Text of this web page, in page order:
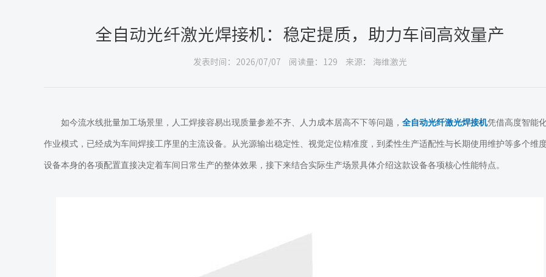
全自动光纤激光焊接机：稳定提质，助力车间高效量产
发表时间：2026/07/07 阅读量：129 来源： 海维激光
如今流水线批量加工场景里，人工焊接容易出现质量参差不齐、人力成本居高不下等问题， 全自动光纤激光焊接机凭借高度智能
作业模式， 已经成为车间焊接工序里的主流设备。从光源输出稳定性、视觉定位精准度，到柔性生产适配性与长期使用维护等多个维度
设备本身的各项配置直接决定着车间日常生产的整体效果， 接下来结合实际生产场景具体介绍这款设备各项核心性能特点。